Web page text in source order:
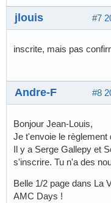
#7
jlouis
inscrite, mais pas
#8
Andre-F
Bonjour Jean-Louis,
Je t'envoie le règlement
Il y a Serge Gallepy et
s'inscrire. Tu n'a des
Belle 1/2 page dans La
AMC Days !